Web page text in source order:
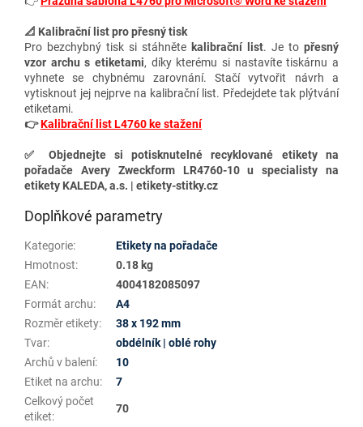
📐 Kalibrační list pro přesný tisk
Pro bezchybný tisk si stáhněte kalibrační list. Je to přesný
vzor archu s etiketami, díky kterému si nastavíte tiskárnu a
vyhnete se chybnému zarovnání. Stačí vytvořit návrh a
vytisknout jej nejprve na kalibrační list. Předejdete tak plýtvání
etiketami.
👉Kalibrační list L4760 ke stažení
✅ Objednejte si potisknutelné recyklované etikety na
pořadače Avery Zweckform LR4760-10 u specialisty na
etikety KALEDA, a.s. | etikety-stitky.cz
Doplňkové parametry
Kategorie:
Etikety na pořadače
Hmotnost:
0.18 kg
EAN:
4004182085097
Formát archu:
A4
Rozměr etikety:
38 x 192 mm
Tvar:
obdélník | oblé rohy
Archů v balení:
10
Etiket na archu:
7
Celkový počet
etiket:
70